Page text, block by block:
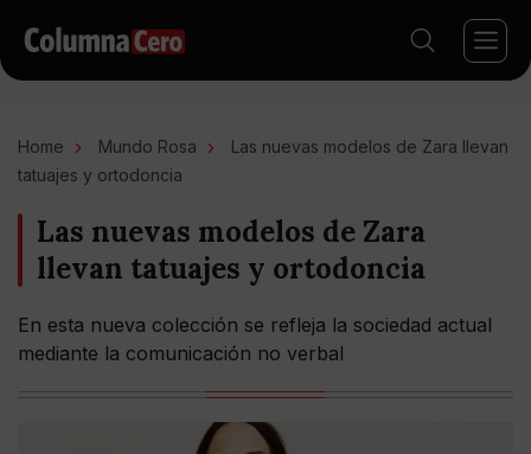
Home Mundo Rosa
Las nuevas modelos de Zara llevan
tatuajes y ortodoncia
Las nuevas modelos de Zara
llevan tatuajes y ortodoncia
En esta nueva colección se refleja la sociedad actual
mediante la comunicación no verbal